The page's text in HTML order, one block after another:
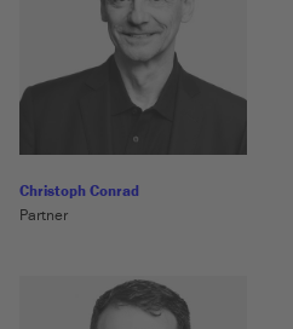
Christoph Conrad
Partner